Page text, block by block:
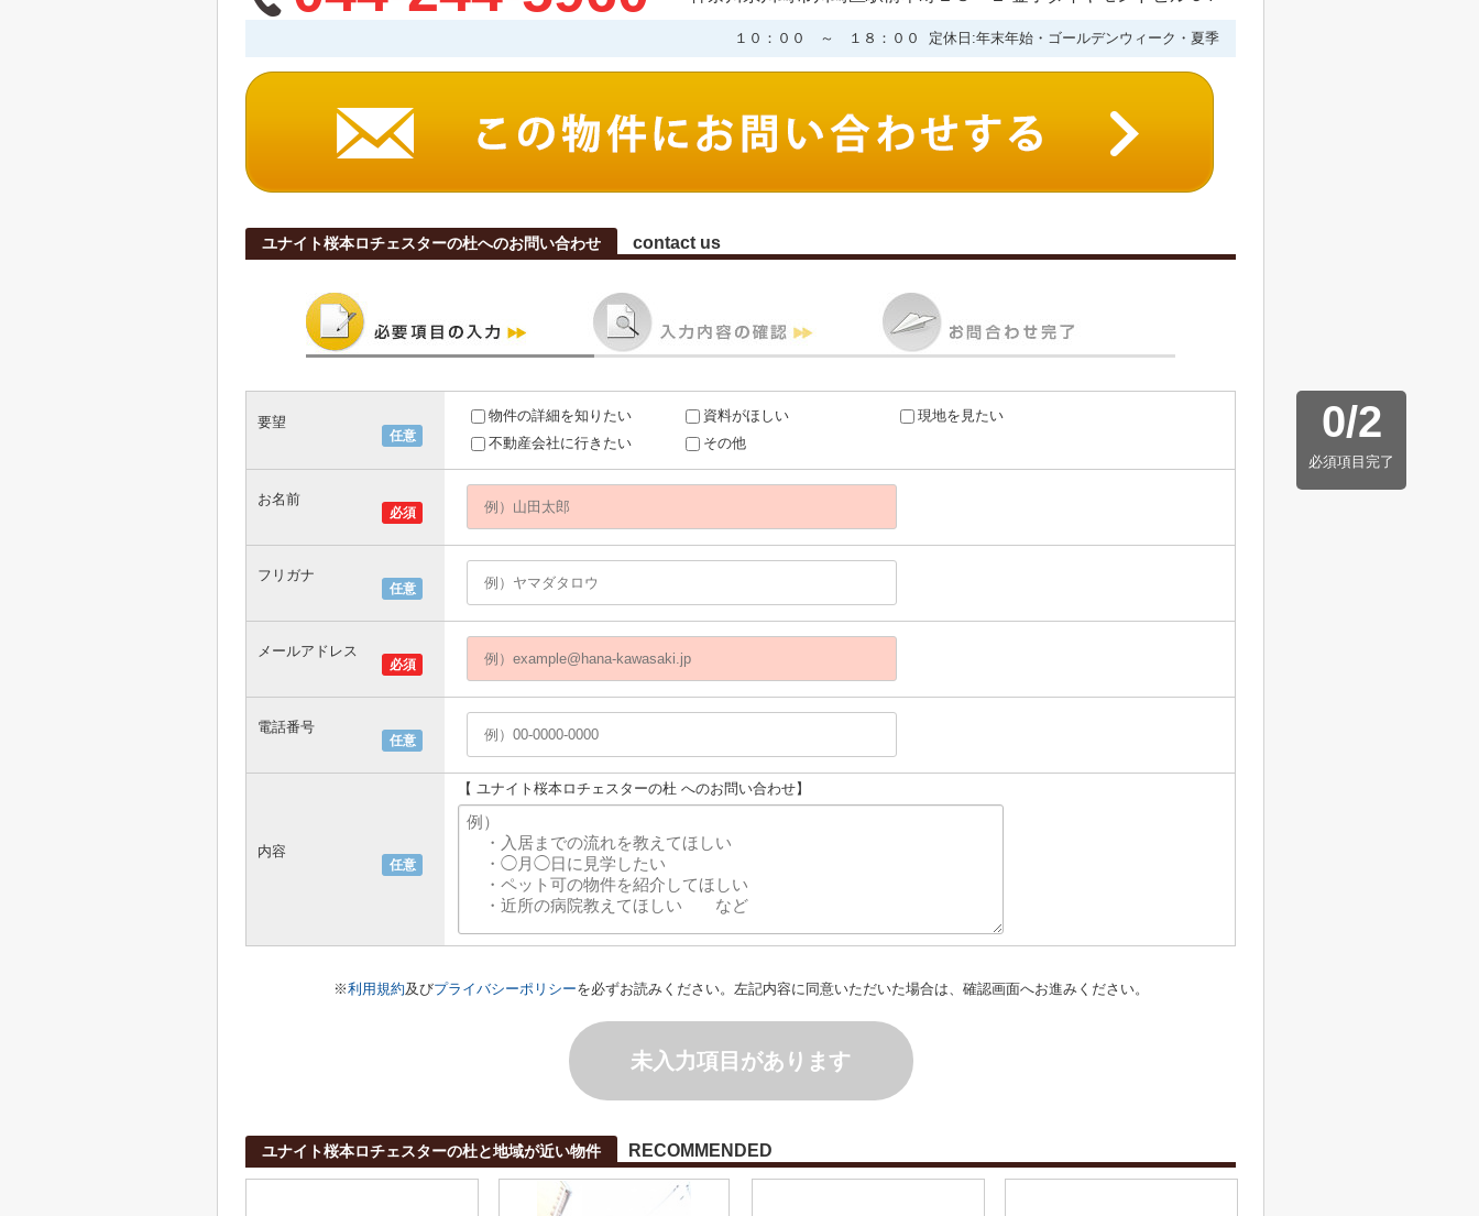
１０：００ ～ １８：００ 定休日:年末年始・ゴールデンウィーク・夏季
ユナイト桜本ロチェスターの杜へのお問い合わせ contact us
0/2
必須項目完了
任意
要望 物件の詳細を知りたい 資料がほしい
現地を見たい
不動産会社に行きたい
その他
必須
お名前
任意
フリガナ
必須
メールアドレス
任意
電話番号
任意
内容
【 ユナイト桜本ロチェスターの杜 へのお問い合わせ】
※利用規約及びプライバシーポリシーを必ずお読みください。左記内容に同意いただいた場合は、確認画面へお進みください。
未入力項目があります
ユナイト桜本ロチェスターの杜と地域が近い物件 RECOMMENDED